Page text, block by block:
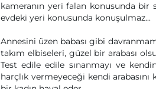
kameranın yeri falan konusunda bir
evdeki yeri konusunda konuşulmaz...
Annesini üzen babası gibi
takım elbiseleri, güzel bir arabası
Test edile edile sınanmayı ve
harçlık vermeyeceği kendi